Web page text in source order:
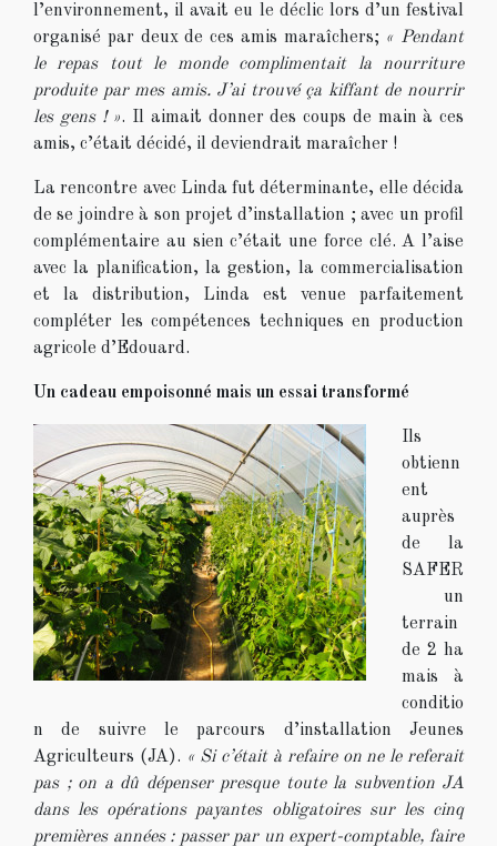
l’environnement, il avait eu le déclic lors d’un festival
organisé par deux de ces amis maraîchers; « Pendant
le repas tout le monde complimentait la nourriture
produite par mes amis. J’ai trouvé ça kiffant de nourrir
les gens ! ». Il aimait donner des coups de main à ces
amis, c’était décidé, il deviendrait maraîcher !
La rencontre avec Linda fut déterminante, elle décida
de se joindre à son projet d’installation ; avec un profil
complémentaire au sien c’était une force clé. A l’aise
avec la planification, la gestion, la commercialisation
et la distribution, Linda est venue parfaitement
compléter les compétences techniques en production
agricole d’Edouard.
Un cadeau empoisonné mais un essai transformé
Ils
obtienn
ent
auprès
de la
SAFER
un
terrain
de 2 ha
mais à
conditio
n de suivre le parcours d’installation Jeunes
Agriculteurs (JA). « Si c’était à refaire on ne le referait
pas ; on a dû dépenser presque toute la subvention JA
dans les opérations payantes obligatoires sur les cinq
premières années : passer par un expert-comptable, faire